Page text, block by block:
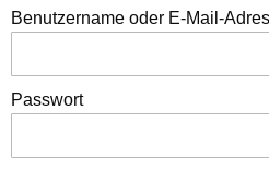
Benutzername oder E-Mail-
Passwort